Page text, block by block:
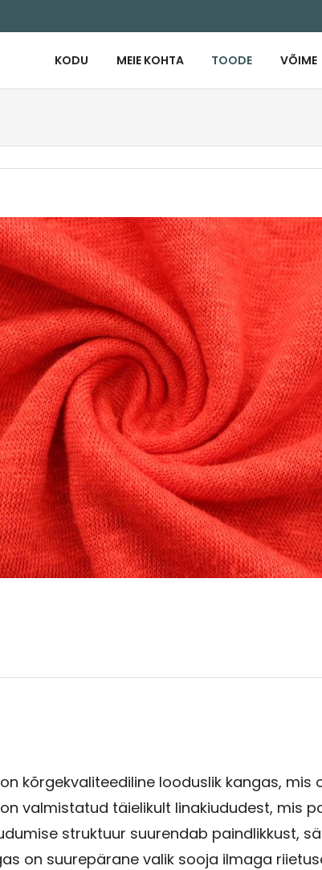
KODU MEIE KOHTA TOODE VÕIME
on kõrgekvaliteediline looduslik kangas,
valmistatud täielikult linakiududest, mis
struktuur suurendab paindlikkust,
on suurepärane valik sooja ilmaga